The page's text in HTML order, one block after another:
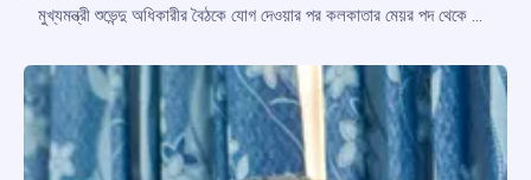
মুখ্যমন্ত্রী শুভেন্দু অধিকারীর বৈঠকে যোগ দেওয়ার পর কলকাতার মেয়র পদ থেকে ইস্তফা ফিরহাদ হাকিমের